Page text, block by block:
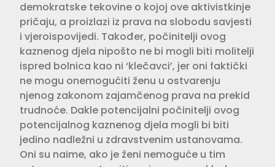
demokratske tekovine o kojoj ove aktivistkinje
pričaju, a proizlazi iz prava na slobodu savjesti
i vjeroispovijedi. Također, počinitelji ovog
kaznenog djela nipošto ne bi mogli biti molitelji
ispred bolnica kao ni ‘klečavci’, jer oni faktički
ne mogu onemogućiti ženu u ostvarenju
njenog zakonom zajamčenog prava na prekid
trudnoće. Dakle potencijalni počinitelji ovog
potencijalnog kaznenog djela mogli bi biti
jedino nadležni u zdravstvenim ustanovama.
Oni su naime, ako je ženi nemoguće u tim